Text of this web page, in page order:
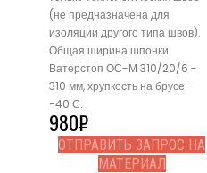
(не предназначена для
изоляции другого типа швов).
Общая ширина шпонки
Ватерстоп ОС-М 310/20/6 -
310 мм, хрупкость на брусе -
-40 С.
980₽
ОТПРАВИТЬ ЗАПРОС НА
МАТЕРИАЛ